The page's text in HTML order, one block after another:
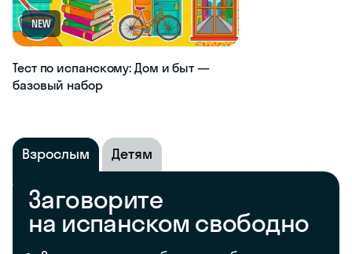
NEW
Тест по испанскому: Дом и быт —
базовый набор
Взрослым Детям
Заговорите
на испанском свободно